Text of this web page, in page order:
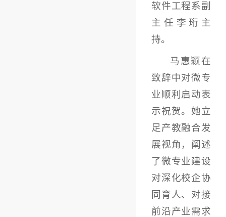
软件工程系副
主任李珩主
持。
马惠颖在
致辞中对微专
业顺利启动表
示祝贺。她立
足产教融合发
展视角，阐述
了微专业建设
对深化校企协
同育人、对接
前沿产业需求